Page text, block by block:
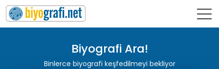
Biyografi Ara!
Binlerce biyografi keşfedilmeyi bekliyor